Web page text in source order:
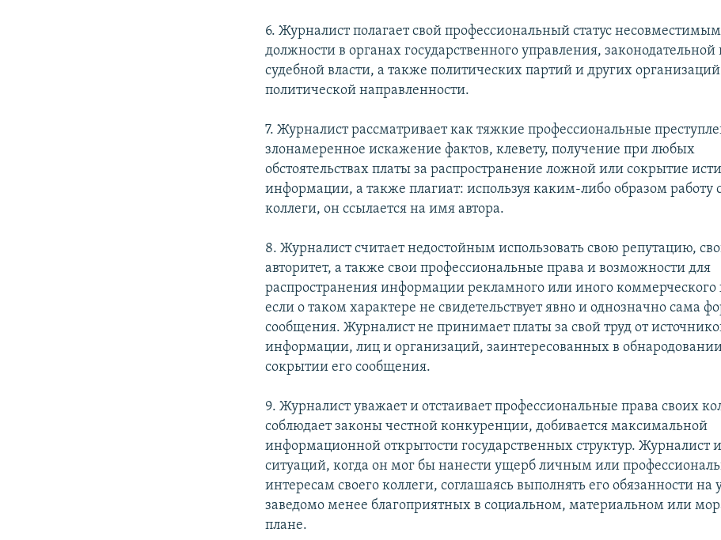
6. Журналист полагает свой профессиональный статус
должности в органах государственного управления, законодательной
судебной власти, а также политических партий и других организаций
политической направленности.
7. Журналист рассматривает как тяжкие профессиональные
злонамеренное искажение фактов, клевету, получение при любых
обстоятельствах платы за распространение ложной или сокрытие
информации, а также плагиат: используя каким-либо образом работу
коллеги, он ссылается на имя автора.
8. Журналист считает недостойным использовать свою репутацию,
авторитет, а также свои профессиональные права и возможности для
распространения информации рекламного или иного коммерческого
если о таком характере не свидетельствует явно и однозначно сама
сообщения. Журналист не принимает платы за свой труд от
информации, лиц и организаций, заинтересованных в
сокрытии его сообщения.
9. Журналист уважает и отстаивает профессиональные права своих
соблюдает законы честной конкуренции, добивается максимальной
информационной открытости государственных структур. Журналист
ситуаций, когда он мог бы нанести ущерб личным или
интересам своего коллеги, соглашаясь выполнять его обязанности на
заведомо менее благоприятных в социальном, материальном или
плане.